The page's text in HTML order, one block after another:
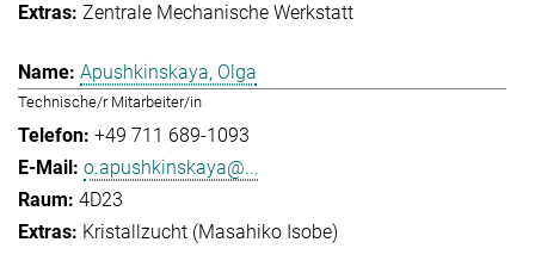
Zentrale Mechanische Werkstatt
Apushkinskaya, Olga
Technische/r Mitarbeiter/in
+49 711 689-1093
o.apushkinskaya@...
4D23
Kristallzucht (Masahiko Isobe)